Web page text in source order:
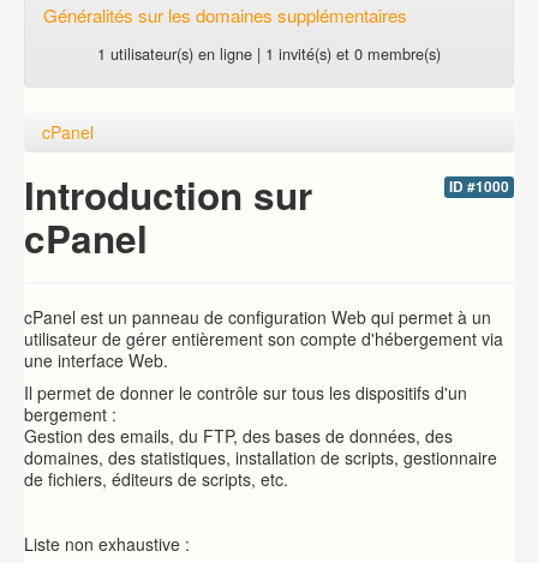
Généralités sur les domaines supplémentaires
1 utilisateur(s) en ligne | 1 invité(s) et 0 membre(s)
cPanel
ID #1000
Introduction sur
cPanel
cPanel est un panneau de configuration Web qui permet à un
utilisateur de gérer entièrement son compte d'hébergement via
une interface Web.
Il permet de donner le contrôle sur tous les dispositifs d'un
bergement :
Gestion des emails, du FTP, des bases de données, des
domaines, des statistiques, installation de scripts, gestionnaire
de fichiers, éditeurs de scripts, etc.
Liste non exhaustive :